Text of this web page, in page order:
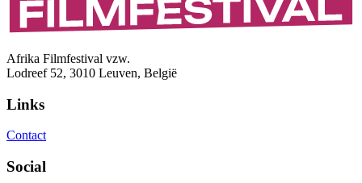
Afrika Filmfestival vzw.
Lodreef 52, 3010 Leuven, België
Links
Contact
Social